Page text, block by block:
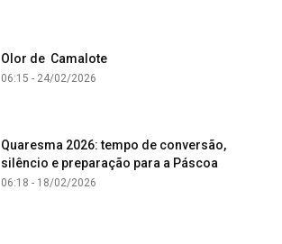
Olor de Camalote
06:15 - 24/02/2026
Quaresma 2026: tempo de conversão,
silêncio e preparação para a Páscoa
06:18 - 18/02/2026